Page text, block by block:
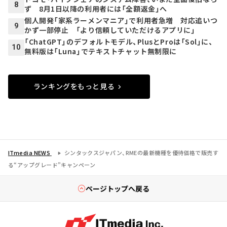
8
ず 8月1日以降の利用者には「全額返金」へ
9
個人開発「家系ラーメンマニア」で利用者急増 対応追いつ
かず一部停止 「より信頼していただけるアプリに」
10
「ChatGPT」のデフォルトモデル、PlusとProは「Sol」に、
無料版は「Luna」でテキストチャット無制限に
ランキングをもっと見る
ITmedia NEWS
シンタックスジャパン、RMEの最新機種を優待価格で販売す
る“アップグレード”キャンペーン
ページトップへ戻る